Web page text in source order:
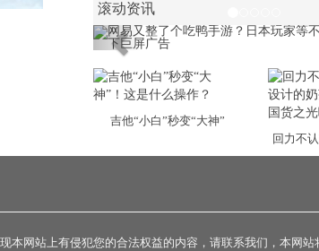
滚动资讯
Previous
吉他“小白”秒变“大神”
回力不
本网站上有侵犯您的合法权益的内容，请联系我们，本网站